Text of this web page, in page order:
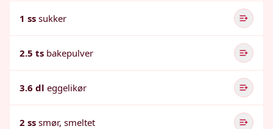
1 ss sukker
2.5 ts bakepulver
3.6 dl eggelikør
2 ss smør, smeltet